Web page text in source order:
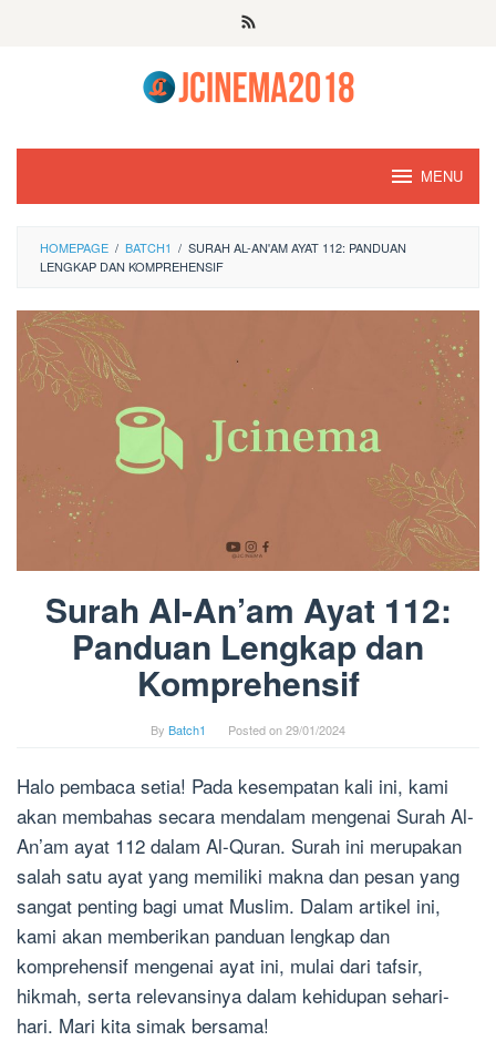
MENU
HOMEPAGE / BATCH1 / SURAH AL-AN'AM AYAT 112: PANDUAN
LENGKAP DAN KOMPREHENSIF
Surah Al-An’am Ayat 112:
Panduan Lengkap dan
Komprehensif
By Batch1 Posted on29/01/2024
Halo pembaca setia! Pada kesempatan kali ini, kami
akan membahas secara mendalam mengenai Surah Al-
An’am ayat 112 dalam Al-Quran. Surah ini merupakan
salah satu ayat yang memiliki makna dan pesan yang
sangat penting bagi umat Muslim. Dalam artikel ini,
kami akan memberikan panduan lengkap dan
komprehensif mengenai ayat ini, mulai dari tafsir,
hikmah, serta relevansinya dalam kehidupan sehari-
hari. Mari kita simak bersama!